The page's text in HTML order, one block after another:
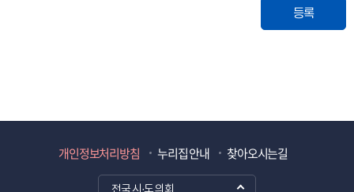
등록
개인정보처리방침 누리집 안내 찾아오시는길